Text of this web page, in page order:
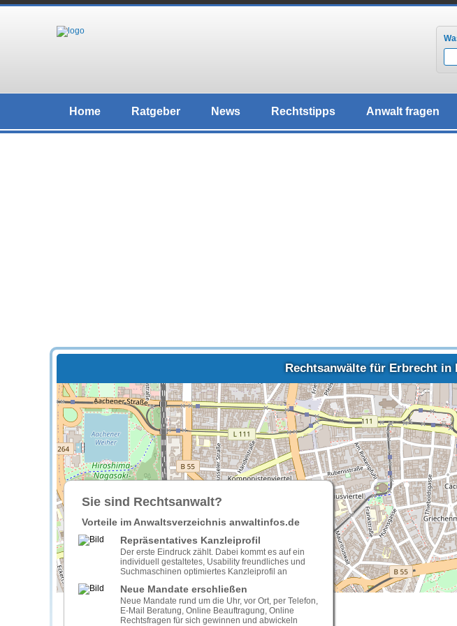
Home Ratgeber News Rechtstipps Anwalt fragen
Rechtsanwälte für Erbrecht in
Sie sind Rechtsanwalt?
Vorteile im Anwaltsverzeichnis anwaltinfos.de
Repräsentatives Kanzleiprofil
Der erste Eindruck zählt. Dabei kommt es auf ein
individuell gestaltetes, Usability freundliches und
Suchmaschinen optimiertes Kanzleiprofil an
Neue Mandate erschließen
Neue Mandate rund um die Uhr, vor Ort, per Telefon,
E-Mail Beratung, Online Beauftragung, Online
Rechtsfragen für sich gewinnen und abwickeln